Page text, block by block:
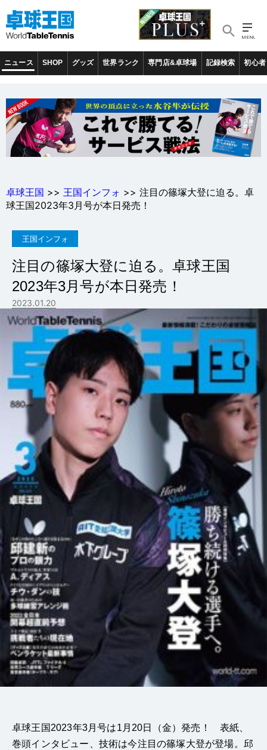
ニュース SHOP グッズ 世界ランク 専門店&卓球場 記録検索 初心者
卓球王国 >> 王国インフォ >> 注目の篠塚大登に迫る。卓
球王国2023年3月号が本日発売！
王国インフォ
注目の篠塚大登に迫る。卓球王国
2023年3月号が本日発売！
2023.01.20
卓球王国2023年3月号は1月20日（金）発売！ 表紙、
巻頭インタビュー、技術は今注目の篠塚大登が登場。邱